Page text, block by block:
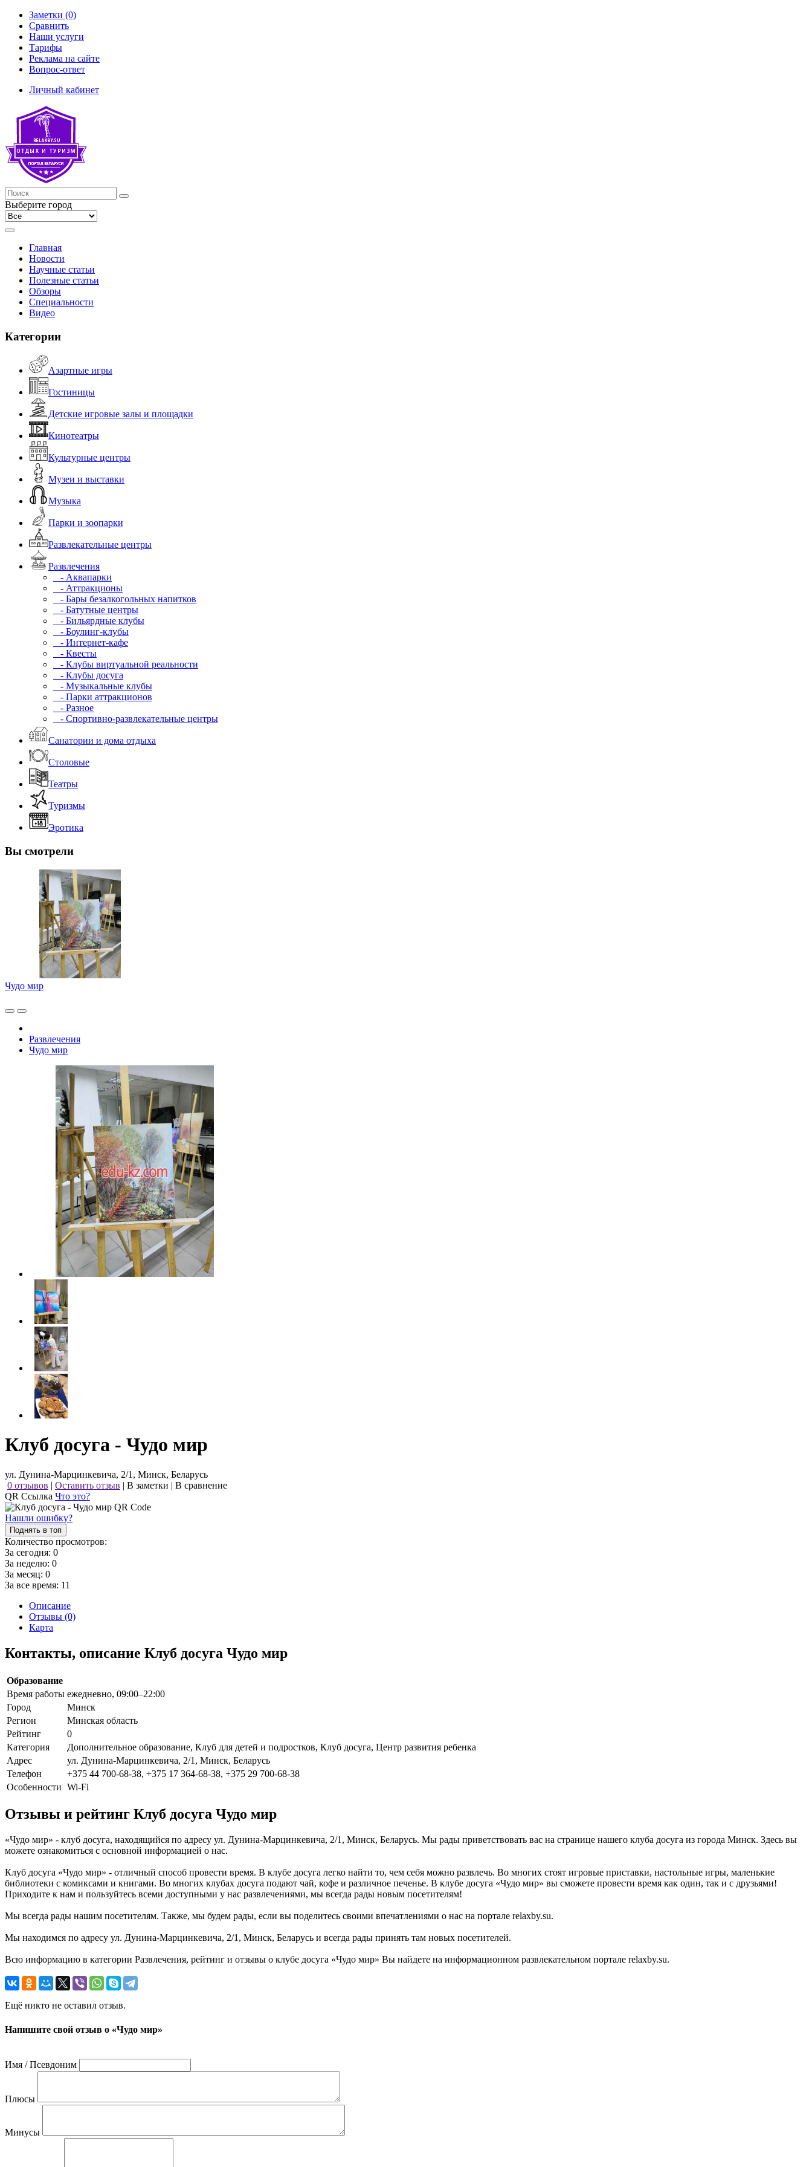
Заметки (0)
Сравнить
Наши услуги
Тарифы
Реклама на сайте
Вопрос-ответ
Личный кабинет
Выберите город
Главная
Новости
Научные статьи
Полезные статьи
Обзоры
Специальности
Видео
Категории
Азартные игры
Гостиницы
Детские игровые залы и площадки
Кинотеатры
Культурные центры
Музеи и выставки
Музыка
Парки и зоопарки
Развлекательные центры
Развлечения
- Аквапарки
- Аттракционы
- Бары безалкогольных напитков
- Батутные центры
- Бильярдные клубы
- Боулинг-клубы
- Интернет-кафе
- Квесты
- Клубы виртуальной реальности
- Клубы досуга
- Музыкальные клубы
- Парки аттракционов
- Разное
- Спортивно-развлекательные центры
Санатории и дома отдыха
Столовые
Театры
Туризмы
Эротика
Вы смотрели
Чудо мир
Развлечения
Чудо мир
Клуб досуга - Чудо мир
ул. Дунина-Марцинкевича, 2/1, Минск, Беларусь
0 отзывов | Оставить отзыв | В заметки | В сравнение
QR Ссылка Что это?
Нашли ошибку?
Поднять в топ
Количество просмотров:
За сегодня: 0
За неделю: 0
За месяц: 0
За все время: 11
Описание
Отзывы (0)
Карта
Контакты, описание Клуб досуга Чудо мир
Образование
Время работы ежедневно, 09:00–22:00
Город
Минск
Регион
Минская область
Рейтинг
0
Категория
Дополнительное образование, Клуб для детей и подростков, Клуб досуга, Центр развития ребенка
Адрес
ул. Дунина-Марцинкевича, 2/1, Минск, Беларусь
Телефон
+375 44 700-68-38, +375 17 364-68-38, +375 29 700-68-38
Особенности Wi-Fi
Отзывы и рейтинг Клуб досуга Чудо мир
«Чудо мир» - клуб досуга, находящийся по адресу ул. Дунина-Марцинкевича, 2/1, Минск, Беларусь. Мы рады приветствовать вас на странице нашего клуба досуга из города Минск. Здесь вы
можете ознакомиться с основной информацией о нас.
Клуб досуга «Чудо мир» - отличный способ провести время. В клубе досуга легко найти то, чем себя можно развлечь. Во многих стоят игровые приставки, настольные игры, маленькие
библиотеки с комиксами и книгами. Во многих клубах досуга подают чай, кофе и различное печенье. В клубе досуга «Чудо мир» вы сможете провести время как один, так и с друзьями!
Приходите к нам и пользуйтесь всеми доступными у нас развлечениями, мы всегда рады новым посетителям!
Мы всегда рады нашим посетителям. Также, мы будем рады, если вы поделитесь своими впечатлениями о нас на портале relaxby.su.
Мы находимся по адресу ул. Дунина-Марцинкевича, 2/1, Минск, Беларусь и всегда рады принять там новых посетителей.
Всю информацию в категории Развлечения, рейтинг и отзывы о клубе досуга «Чудо мир» Вы найдете на информационном развлекательном портале relaxby.su.
Ещё никто не оставил отзыв.
Напишите свой отзыв о «Чудо мир»
Имя / Псевдоним
Плюсы
Минусы